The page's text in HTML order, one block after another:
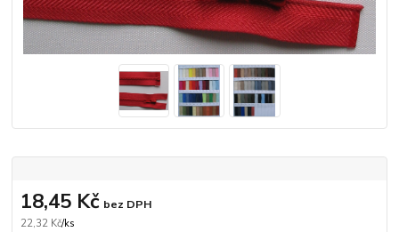
22,32 Kč/ks
18,45 Kč bez DPH